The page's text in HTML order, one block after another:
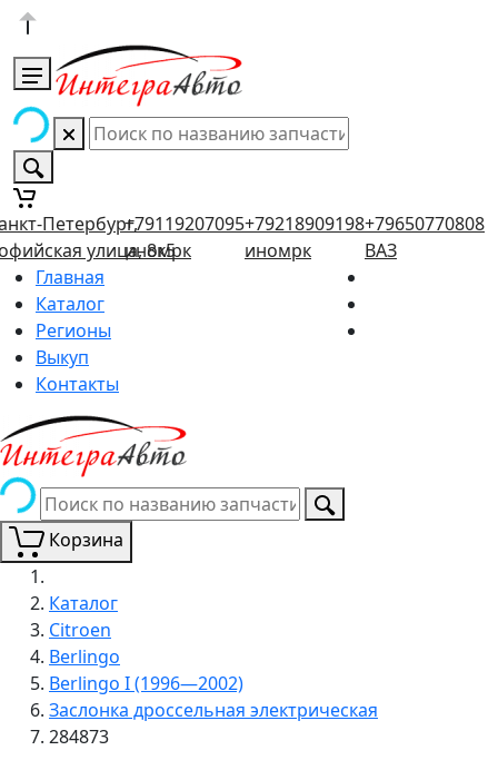
Петербург,
улица, 8к5
+79119207095
иномрк
+79218909198
иномрк
+79650770808
ВАЗ
Главная
Каталог
Регионы
Выкуп
Контакты
Корзина
Каталог
Citroen
Berlingo
Berlingo I (1996—2002)
Заслонка дроссельная электрическая
284873